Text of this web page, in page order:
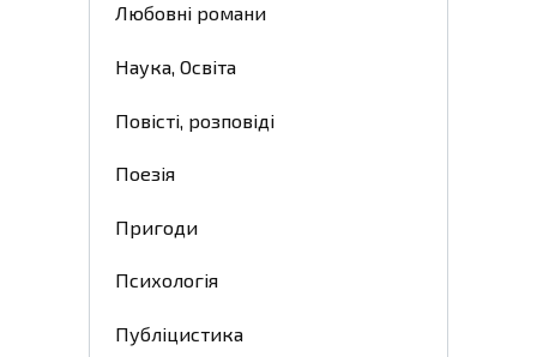
Любовні романи
Наука, Освіта
Повісті, розповіді
Поезія
Пригоди
Психологія
Публіцистика